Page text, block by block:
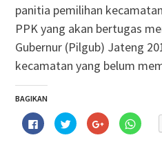
panitia pemilihan
PPK yang akan bertugas
Gubernur (Pilgub) Jateng
kecamatan yang belum
BAGIKAN
Klik
untuk
membagikan
Klik
untuk
berbagi
Klik
untuk
berbagi
Klik
untuk